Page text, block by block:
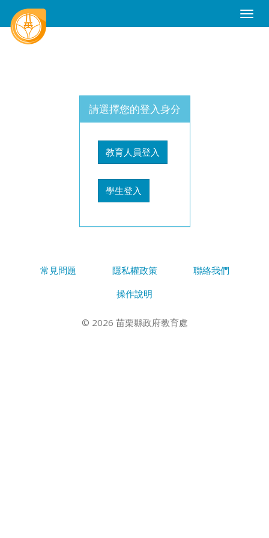
Toggle
請選擇您的登入身分
教育人員登入
學生登入
常見問題 隱私權政策
聯絡我們
操作說明
© 2026 苗栗縣政府教育處